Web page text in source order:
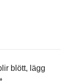
blött, lägg